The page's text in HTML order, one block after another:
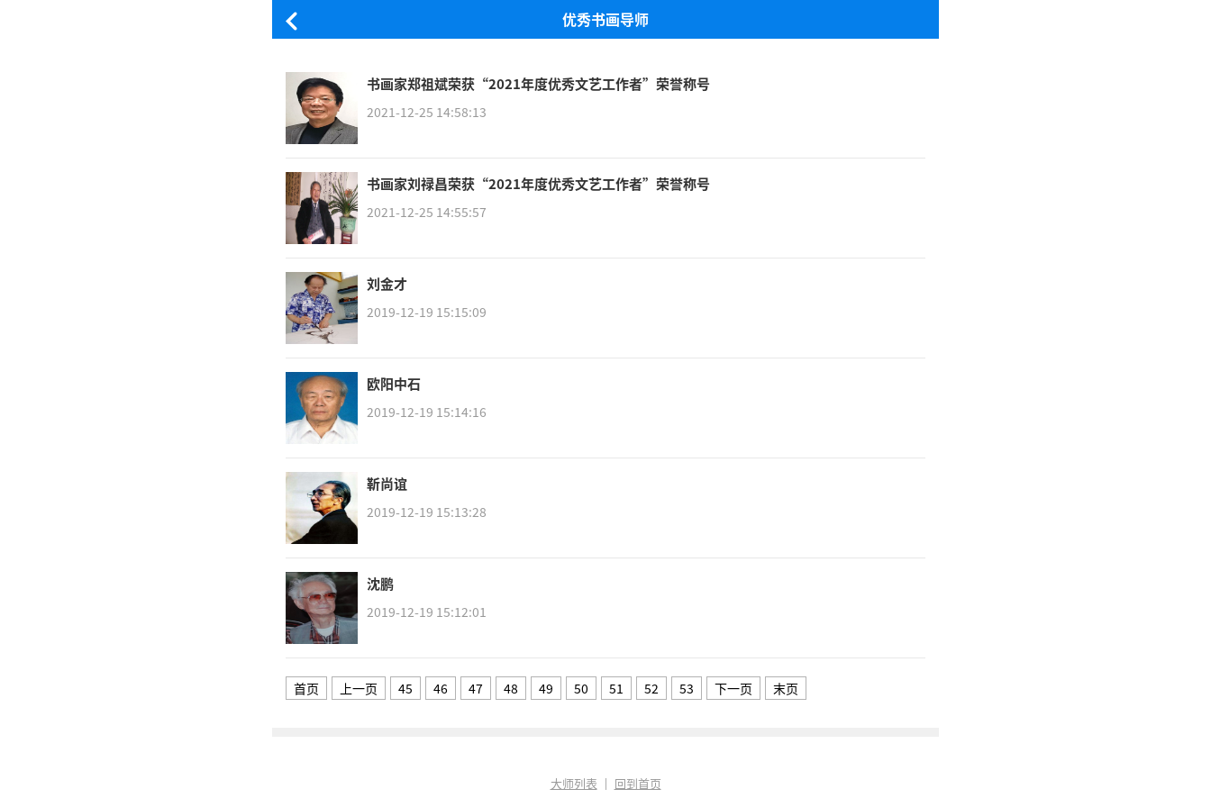
优秀书画导师
书画家郑祖斌荣获“2021年度优秀文艺工作者”荣誉称号
2021-12-25 14:58:13
书画家刘禄昌荣获“2021年度优秀文艺工作者”荣誉称号
2021-12-25 14:55:57
刘金才
2019-12-19 15:15:09
欧阳中石
2019-12-19 15:14:16
靳尚谊
2019-12-19 15:13:28
沈鹏
2019-12-19 15:12:01
首页 上一页 45 46 47 48 49 50 51 52 53 下一页 末页
大师列表 ｜ 回到首页